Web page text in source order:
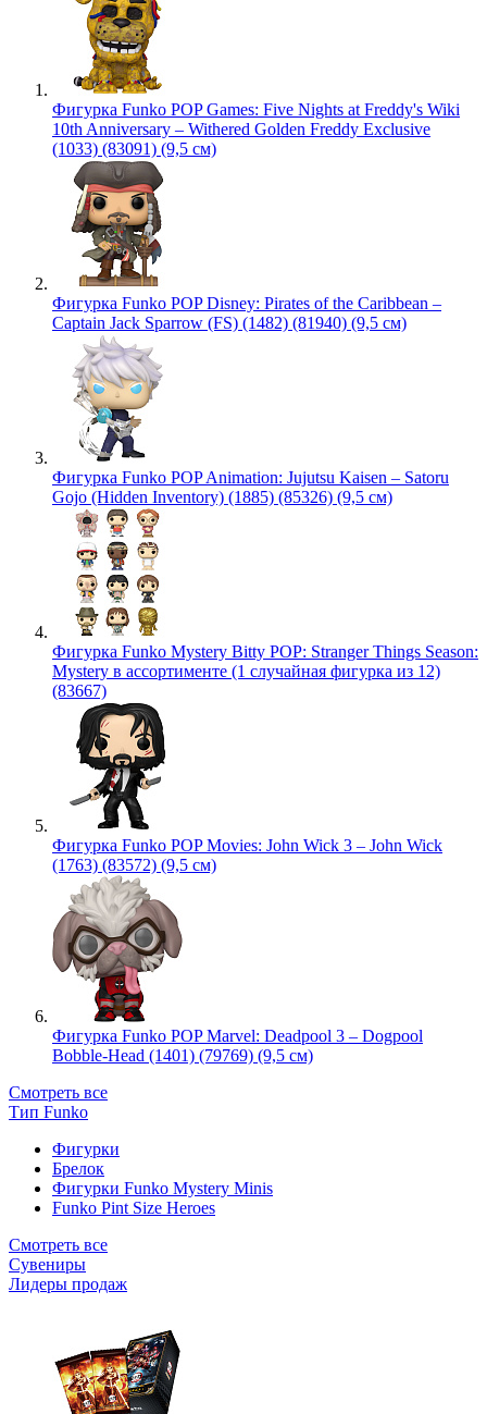
Фигурка Funko POP Games: Five Nights at Freddy's Wiki
10th Anniversary – Withered Golden Freddy Exclusive
(1033) (83091) (9,5 см)
Фигурка Funko POP Disney: Pirates of the Caribbean –
Captain Jack Sparrow (FS) (1482) (81940) (9,5 см)
Фигурка Funko POP Animation: Jujutsu Kaisen – Satoru
Gojo (Hidden Inventory) (1885) (85326) (9,5 см)
Фигурка Funko Mystery Bitty POP: Stranger Things Season:
Mystery в ассортименте (1 случайная фигурка из 12)
(83667)
Фигурка Funko POP Movies: John Wick 3 – John Wick
(1763) (83572) (9,5 см)
Фигурка Funko POP Marvel: Deadpool 3 – Dogpool
Bobble-Head (1401) (79769) (9,5 см)
Смотреть все
Тип Funko
Фигурки
Брелок
Фигурки Funko Mystery Minis
Funko Pint Size Heroes
Смотреть все
Сувениры
Лидеры продаж